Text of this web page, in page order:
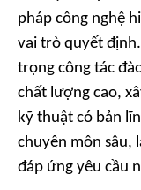
pháp công nghệ
vai trò quyết
trọng công tác
chất lượng cao,
kỹ thuật có bản
chuyên môn sâu,
đáp ứng yêu cầu